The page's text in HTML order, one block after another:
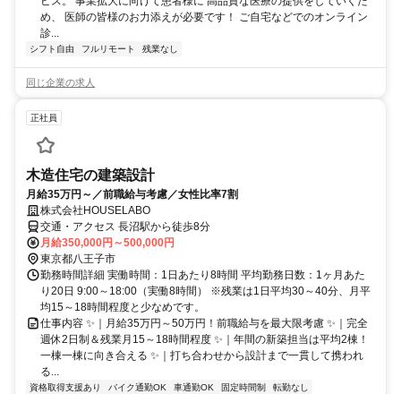
め、 医師の皆様のお力添えが必要です！ ご自宅などでのオンライン
診...
シフト自由 フルリモート 残業なし
同じ企業の求人
正社員
木造住宅の建築設計
月給35万円～／前職給与考慮／女性比率7割
株式会社HOUSELABO
交通・アクセス 長沼駅から徒歩8分
月給350,000円～500,000円
東京都八王子市
勤務時間詳細 実働時間：1日あたり8時間 平均勤務日数：1ヶ月あた
り20日 9:00～18:00（実働8時間） ※残業は1日平均30～40分、月平
均15～18時間程度と少なめです。
仕事内容 ✨｜月給35万円～50万円！前職給与を最大限考慮 ✨｜完全
週休2日制＆残業月15～18時間程度 ✨｜年間の新築担当は平均2棟！
一棟一棟に向き合える ✨｜打ち合わせから設計まで一貫して携われ
る...
資格取得支援あり バイク通勤OK 車通勤OK 固定時間制
転勤なし